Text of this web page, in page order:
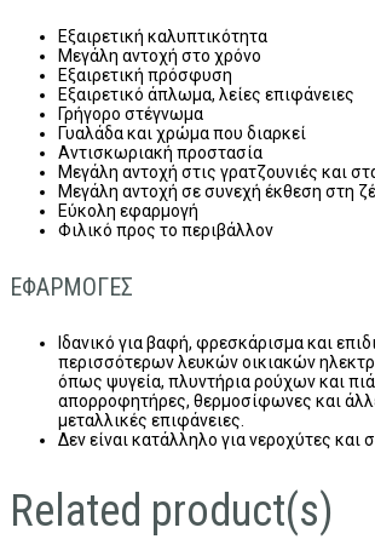
Εξαιρετική καλυπτικότητα
Μεγάλη αντοχή στο χρόνο
Εξαιρετική πρόσφυση
Εξαιρετικό άπλωμα, λείες επιφάνειες
Γρήγορο στέγνωμα
Γυαλάδα και χρώμα που διαρκεί
Αντισκωριακή προστασία
Μεγάλη αντοχή στις γρατζουνιές και
Μεγάλη αντοχή σε συνεχή έκθεση στη
Εύκολη εφαρμογή
Φιλικό προς το περιβάλλον
ΕΦΑΡΜΟΓΕΣ
Ιδανικό για βαφή, φρεσκάρισμα και
περισσότερων λευκών οικιακών
όπως ψυγεία, πλυντήρια ρούχων και
απορροφητήρες, θερμοσίφωνες και
μεταλλικές επιφάνειες.
Δεν είναι κατάλληλο για νεροχύτες και
Related product(s)